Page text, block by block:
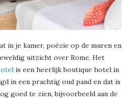
in je kamer, poëzie op de muren en
uitzicht over Rome. Het
is een heerlijk boutique hotel in
in een prachtig oud pand en dat is
goed te zien, bijvoorbeeld aan de